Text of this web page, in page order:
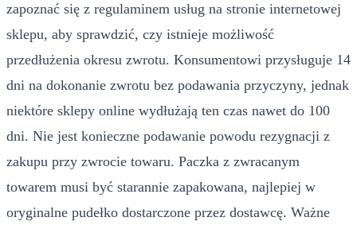
zapoznać się z regulaminem usług na stronie internetowej
sklepu, aby sprawdzić, czy istnieje możliwość
przedłużenia okresu zwrotu. Konsumentowi przysługuje 14
dni na dokonanie zwrotu bez podawania przyczyny, jednak
niektóre sklepy online wydłużają ten czas nawet do 100
dni. Nie jest konieczne podawanie powodu rezygnacji z
zakupu przy zwrocie towaru. Paczka z zwracanym
towarem musi być starannie zapakowana, najlepiej w
oryginalne pudełko dostarczone przez dostawcę. Ważne